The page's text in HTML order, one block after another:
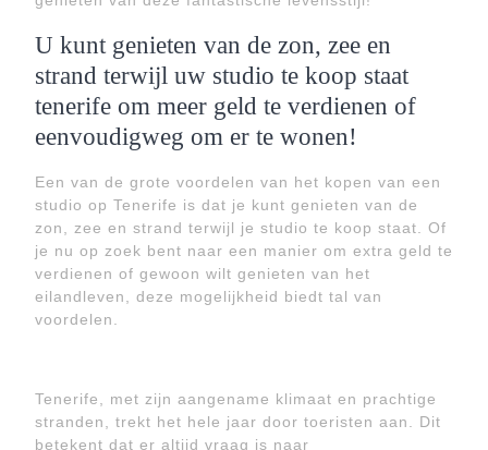
U kunt genieten van de zon, zee en
strand terwijl uw studio te koop staat
tenerife om meer geld te verdienen of
eenvoudigweg om er te wonen!
Een van de grote voordelen van het kopen van een
studio op Tenerife is dat je kunt genieten van de
zon, zee en strand terwijl je studio te koop staat. Of
je nu op zoek bent naar een manier om extra geld te
verdienen of gewoon wilt genieten van het
eilandleven, deze mogelijkheid biedt tal van
voordelen.
Tenerife, met zijn aangename klimaat en prachtige
stranden, trekt het hele jaar door toeristen aan. Dit
betekent dat er altijd vraag is naar